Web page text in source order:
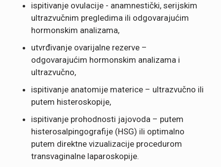
ispitivanje ovulacije - anamnestički, serijskim
ultrazvučnim pregledima ili odgovarajućim
hormonskim analizama,
utvrđivanje ovarijalne rezerve –
odgovarajućim hormonskim analizama i
ultrazvučno,
ispitivanje anatomije materice – ultrazvučno ili
putem histeroskopije,
ispitivanje prohodnosti jajovoda – putem
histerosalpingografije (HSG) ili optimalno
putem direktne vizualizacije procedurom
transvaginalne laparoskopije.